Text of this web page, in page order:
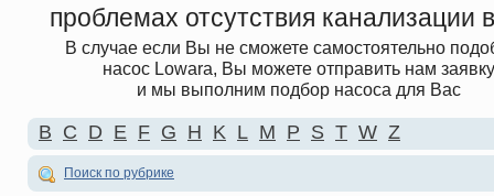
проблемах отсутствия
В случае если Вы не сможете самостоятельно
насос Lowara, Вы можете отправить нам заявку
и мы выполним подбор насоса для Вас
B C D E F G H K L M P S T W Z
Поиск по рубрике